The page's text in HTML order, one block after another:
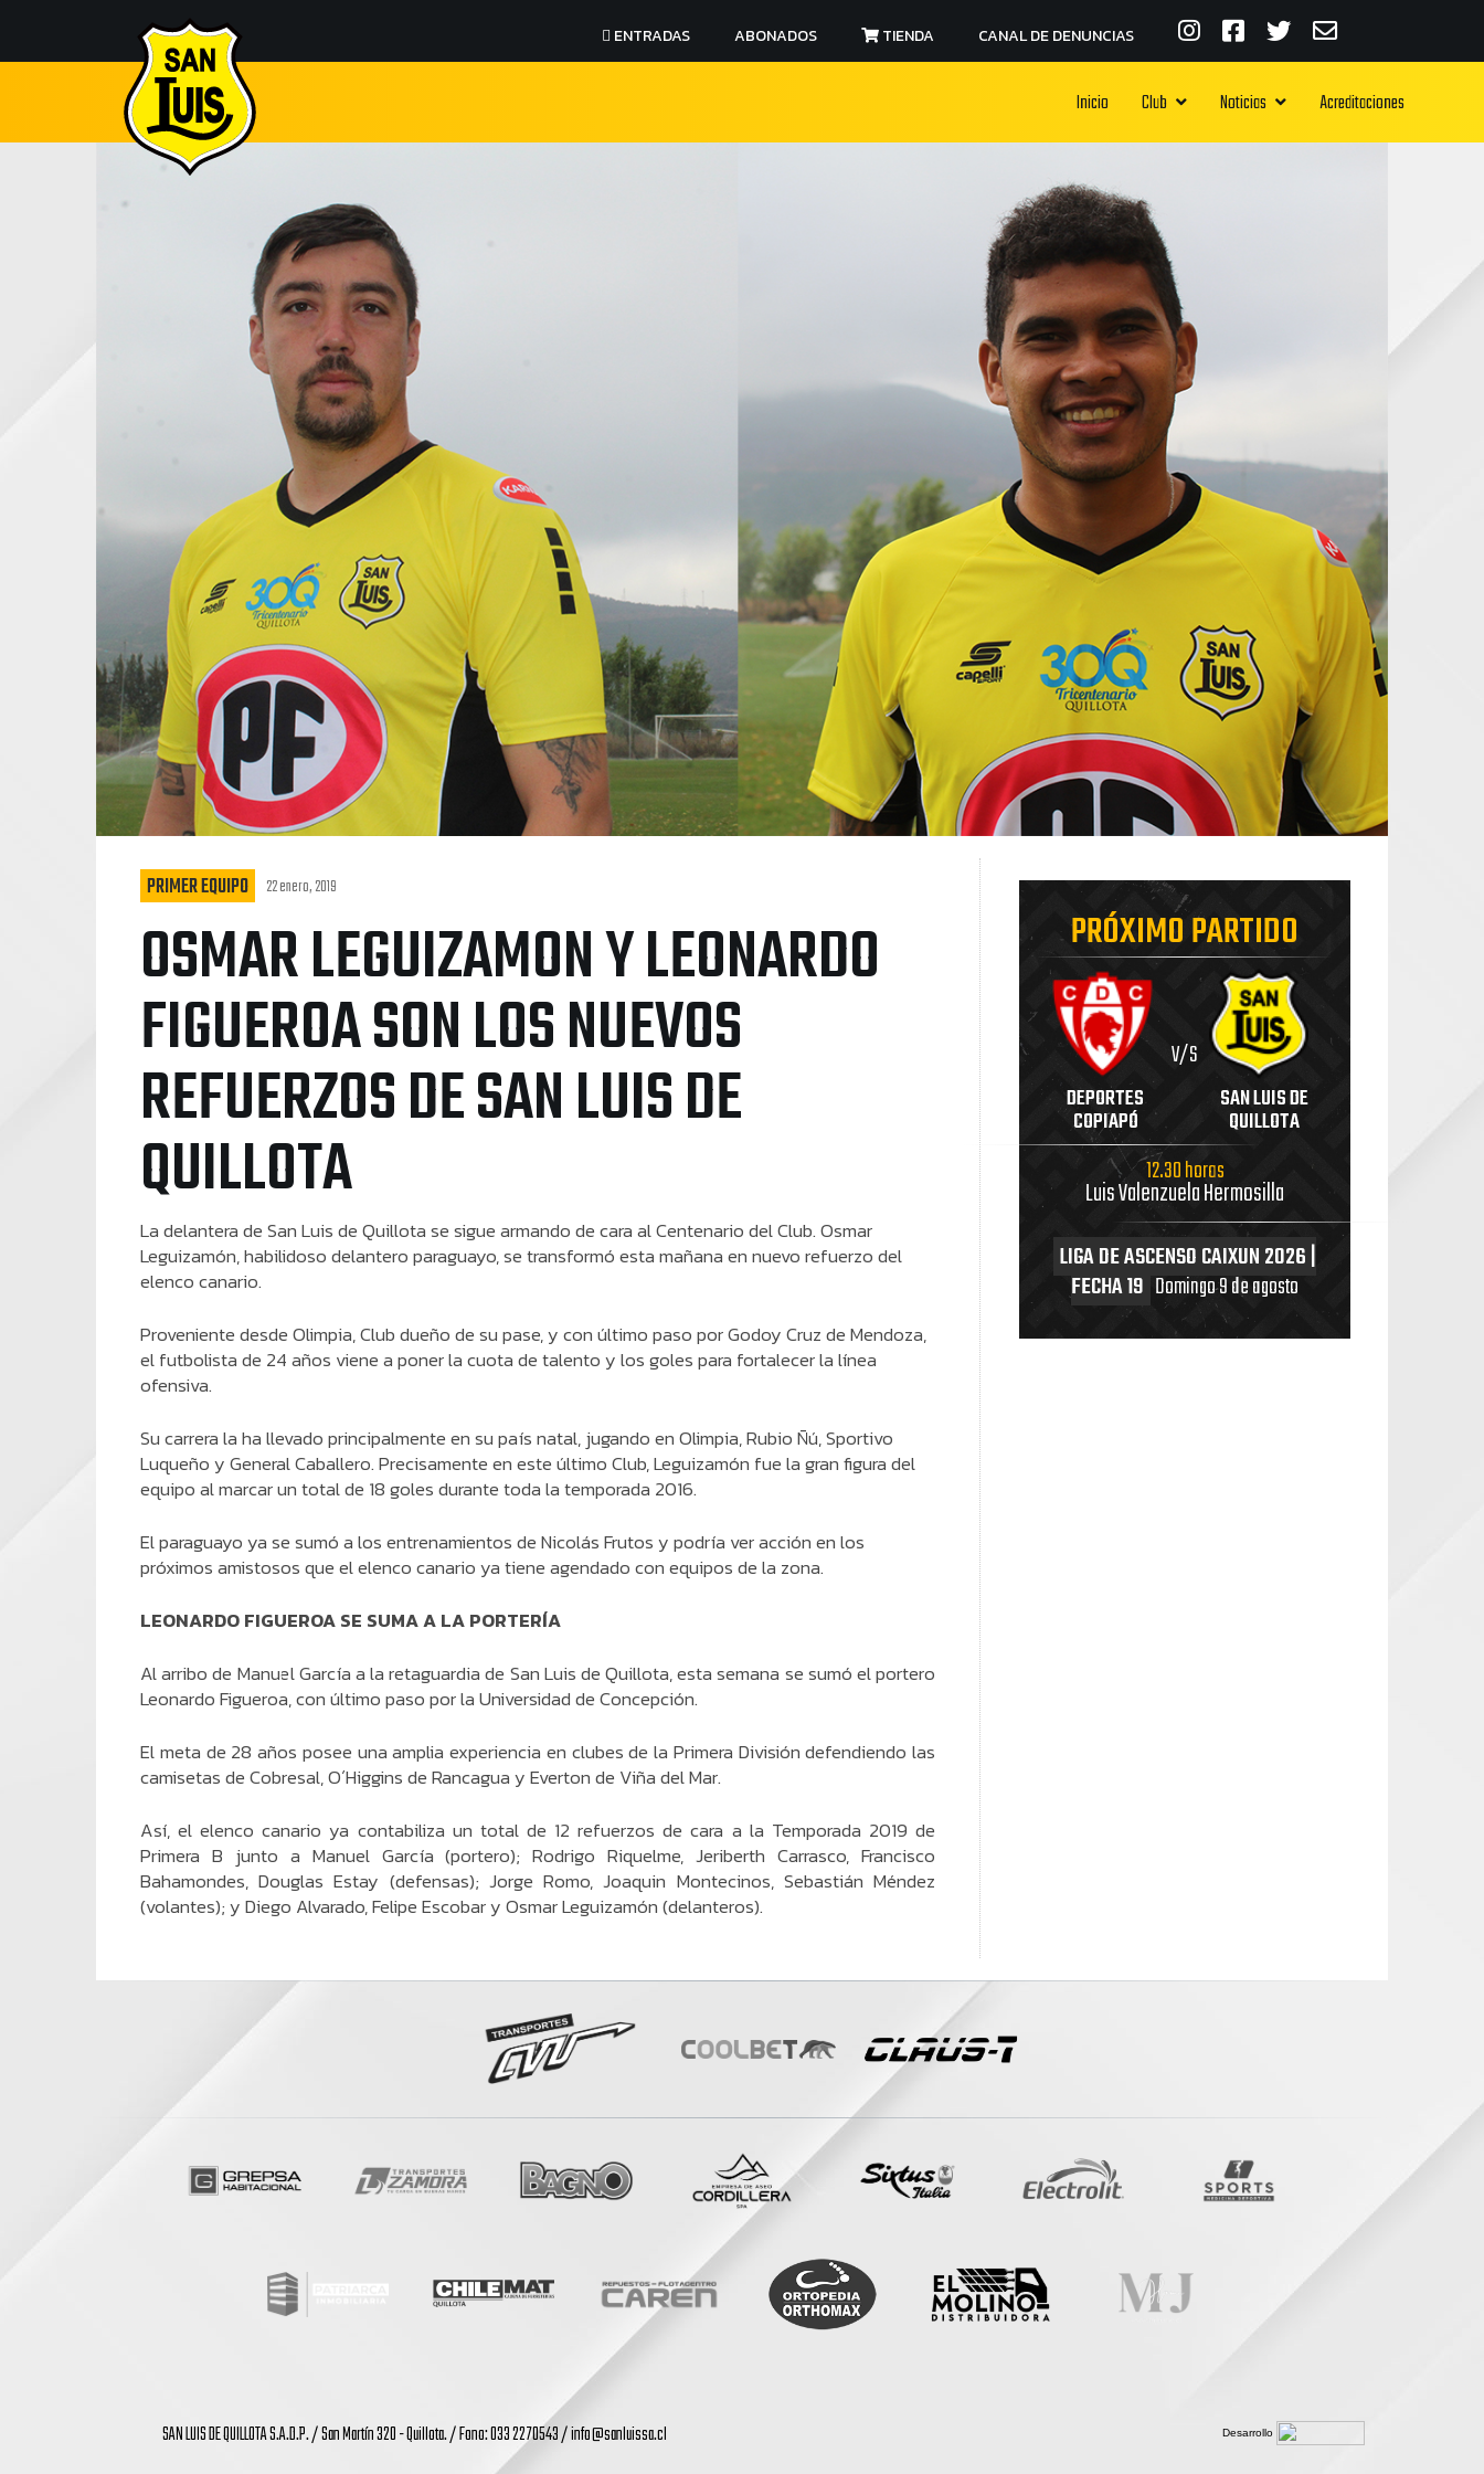
ENTRADAS ABONADOS TIENDA CANAL DE DENUNCIAS
Inicio Club Noticias Acreditaciones
PRIMER EQUIPO 22 enero, 2019
OSMAR LEGUIZAMON Y LEONARDO
FIGUEROA SON LOS NUEVOS
REFUERZOS DE SAN LUIS DE
QUILLOTA
La delantera de San Luis de Quillota se sigue armando de cara al Centenario del Club. Osmar
Leguizamón, habilidoso delantero paraguayo, se transformó esta mañana en nuevo refuerzo del
elenco canario.
Proveniente desde Olimpia, Club dueño de su pase, y con último paso por Godoy Cruz de Mendoza,
el futbolista de 24 años viene a poner la cuota de talento y los goles para fortalecer la línea
ofensiva.
Su carrera la ha llevado principalmente en su país natal, jugando en Olimpia, Rubio Ñú, Sportivo
Luqueño y General Caballero. Precisamente en este último Club, Leguizamón fue la gran figura del
equipo al marcar un total de 18 goles durante toda la temporada 2016.
El paraguayo ya se sumó a los entrenamientos de Nicolás Frutos y podría ver acción en los
próximos amistosos que el elenco canario ya tiene agendado con equipos de la zona.
LEONARDO FIGUEROA SE SUMA A LA PORTERÍA
Al arribo de Manuel García a la retaguardia de San Luis de Quillota, esta semana se sumó el portero
Leonardo Figueroa, con último paso por la Universidad de Concepción.
El meta de 28 años posee una amplia experiencia en clubes de la Primera División defendiendo las
camisetas de Cobresal, O´Higgins de Rancagua y Everton de Viña del Mar.
Así, el elenco canario ya contabiliza un total de 12 refuerzos de cara a la Temporada 2019 de
Primera B junto a Manuel García (portero); Rodrigo Riquelme, Jeriberth Carrasco, Francisco
Bahamondes, Douglas Estay (defensas); Jorge Romo, Joaquin Montecinos, Sebastián Méndez
(volantes); y Diego Alvarado, Felipe Escobar y Osmar Leguizamón (delanteros).
PRÓXIMO PARTIDO
DEPORTES
COPIAPÓ
V/S
SAN LUIS DE
QUILLOTA
12.30 horas
Luis Valenzuela Hermosilla
LIGA DE ASCENSO CAIXUN 2026 |
FECHA 19 Domingo 9 de agosto
SAN LUIS DE QUILLOTA S.A.D.P. / San Martín 320 - Quillota. / Fono: 033 2270543 /info@sanluissa.cl Desarrollo